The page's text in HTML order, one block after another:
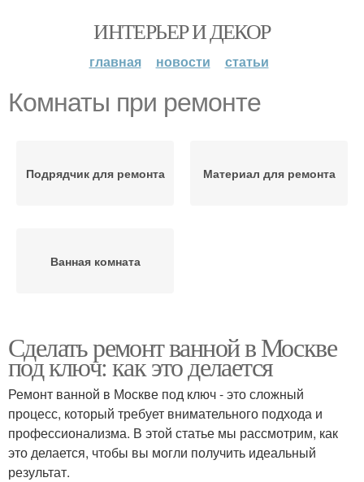
ИНТЕРЬЕР И ДЕКОР
главная новости статьи
Комнаты при ремонте
Подрядчик для ремонта Материал для ремонта
Ванная комната
Сделать ремонт ванной в Москве
под ключ: как это делается
Ремонт ванной в Москве под ключ - это сложный
процесс, который требует внимательного подхода и
профессионализма. В этой статье мы рассмотрим, как
это делается, чтобы вы могли получить идеальный
результат.